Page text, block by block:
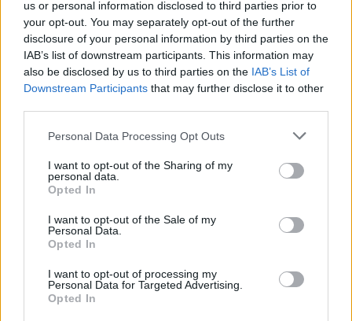
us or personal information disclosed to third parties prior to
your opt-out. You may separately opt-out of the further
disclosure of your personal information by third parties on the
IAB’s list of downstream participants. This information may
also be disclosed by us to third parties on the IAB’s List of
Downstream Participants that may further disclose it to other
Personal Data Processing Opt Outs
I want to opt-out of the Sharing of my
personal data.
Opted In
I want to opt-out of the Sale of my
Personal Data.
Opted In
I want to opt-out of processing my
Personal Data for Targeted Advertising.
Opted In
ΠΡΙΝ 628 ΕΒΔΟΜΆΔΕΣ
Oι καλύτερες στιγμές από τα Φιλαράκια
Αποσπάσματα από την αγαπημένη σειρά
ΠΡΙΝ 709 ΕΒΔΟΜΆΔΕΣ